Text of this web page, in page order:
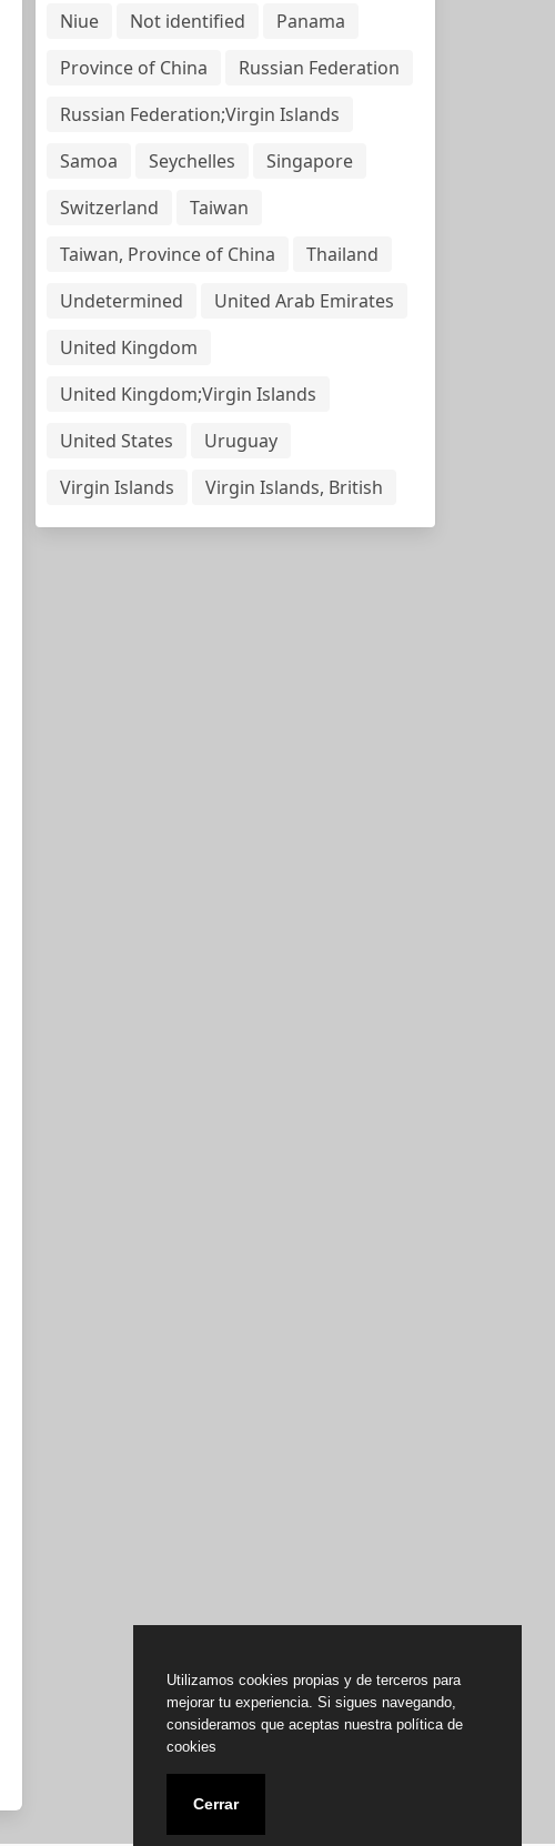
Niue
Not identified
Panama
Province of China
Russian Federation
Russian Federation;Virgin Islands
Samoa
Seychelles
Singapore
Switzerland
Taiwan
Taiwan, Province of China
Thailand
Undetermined
United Arab Emirates
United Kingdom
United Kingdom;Virgin Islands
United States
Uruguay
Virgin Islands
Virgin Islands, British
Utilizamos cookies propias y de terceros para
mejorar tu experiencia. Si sigues navegando,
consideramos que aceptas nuestra política de
cookies
Cerrar